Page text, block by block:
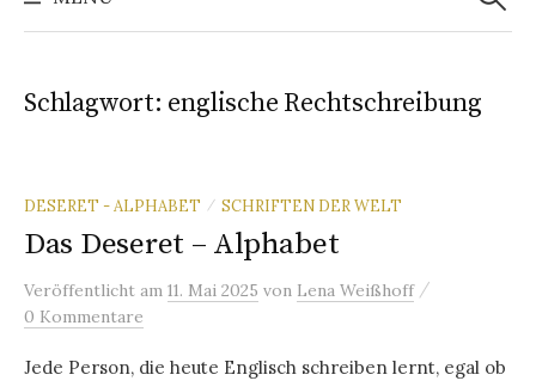
Schlagwort: englische Rechtschreibung
DESERET - ALPHABET / SCHRIFTEN DER WELT
Das Deseret – Alphabet
Veröffentlicht am 11. Mai 2025 von Lena Weißhoff /
0 Kommentare
Jede Person, die heute Englisch schreiben lernt, egal ob